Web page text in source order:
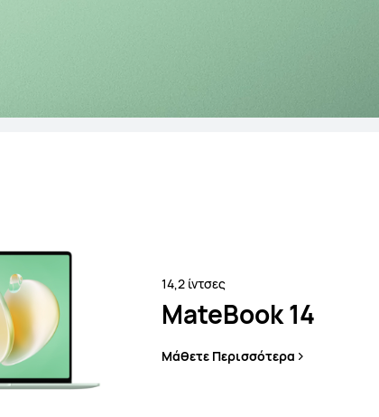
14,2 ίντσες
MateBook 14
Μάθετε Περισσότερα